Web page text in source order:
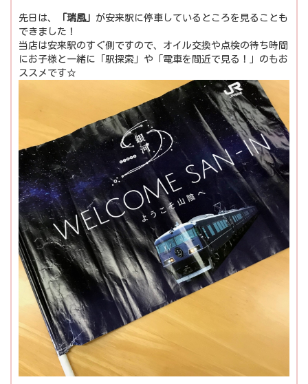
先日は、 「瑞風」 が安来駅に停車しているところを見ることも
できました！
当店は安来駅のすぐ側ですので、オイル交換や点検の待ち時間
にお子様と一緒に「駅探索」や「電車を間近で見る！」のもお
ススメです☆